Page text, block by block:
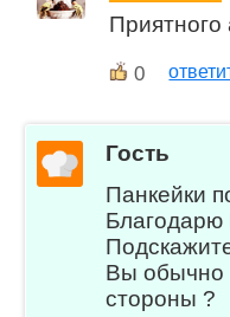
Приятного
0
Гость
Панкейки
Благодарю
Вы обычно
стороны ?